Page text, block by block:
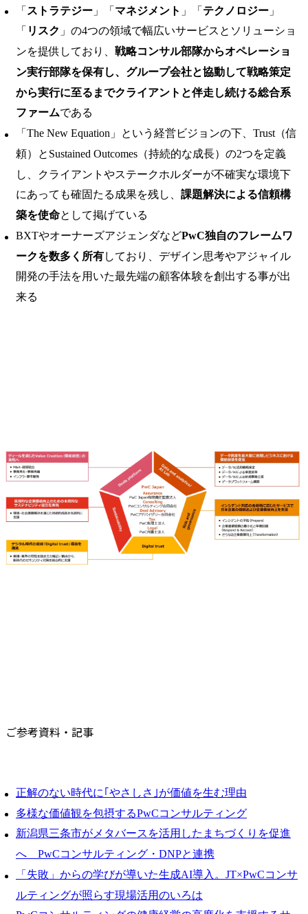
「 ストラテジー 」「 マネジメント 」「 テクノロジー 」
「 リスク 」の4つの領域で幅広いサービスとソリューショ
ンを提供しており、 戦略コンサル部隊からオペレーショ
ン実行部隊を保有し、グループ会社と協動して戦略策定
から実行に至るまでクライアントと伴走し続ける総合系
ファームである
「The New Equation」という経営ビジョンの下、Trust（信
頼）とSustained Outcomes（持続的な成長）の2つを定義
し、クライアントやステークホルダーが不確実な環境下
にあっても確固たる成果を残し、 課題解決による信頼構
築を使命として掲げている
BXTやオーナーズアジェンダなどPwC独自のフレームワ
ークを数多く所有しており、デザイン思考やアジャイル
開発の手法を用いた最先端の顧客体験を創出する事が出
来る
ご参考資料・記事
正解のない時代に｢やさしさ｣が価値を生む理由
多様な価値観を包摂するPwCコンサルティング
新潟県三条市がメタバースを活用したまちづくりを促進
へ PwCコンサルティング・DNPと連携
「失敗」からの学びが導いた生成AI導入。JT×PwCコンサ
ルティングが照らす現場活用のいろは